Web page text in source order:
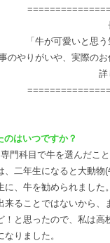
「牛が可愛いと思
のやりがいや、実際の
詳
のはいつですか？
門科目で牛を選んだこと
、二年生になると大動
に、牛を勧められまし
ることではないから、
！と思ったので、私は
りました。